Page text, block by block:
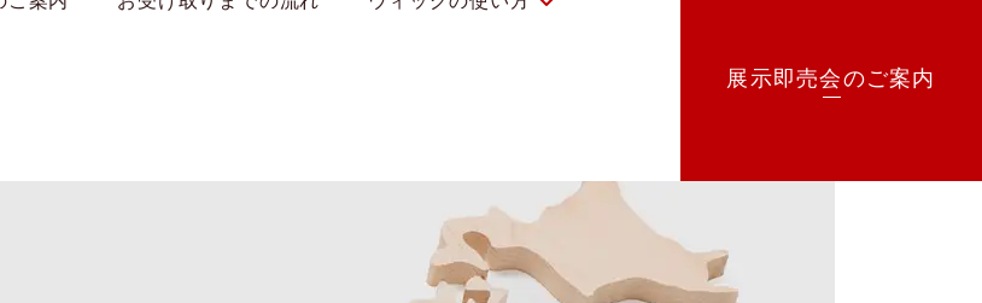
ヘアファンデーション
よくあるご質問
展示即売会のご案内